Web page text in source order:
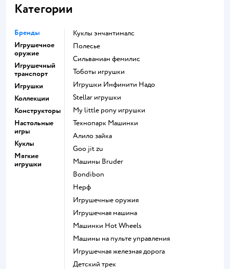
Категории
Бренды
Игрушечное
оружие
Игрушечный
транспорт
Игрушки
Коллекции
Конструкторы
Настольные
игры
Куклы
Мягкие
игрушки
Куклы энчантималс
Полесье
Сильваниан фемилис
Тоботы игрушки
Игрушки Инфинити Надо
Stellar игрушки
my little pony игрушки
Технопарк Машинки
Алило зайка
Goo jit zu
Машины Bruder
Bondibon
Нерф
Игрушечные оружия
Игрушечная машина
Машинки Hot Wheels
Машины на пульте управления
Игрушечная железная дорога
Детский трек